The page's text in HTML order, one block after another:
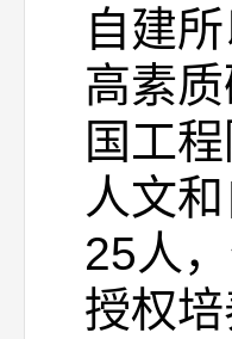
自建
高素
国工
人文
25人
授权